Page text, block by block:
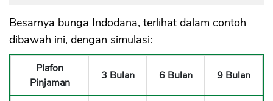
Besarnya bunga Indodana, terlihat dalam contoh
dibawah ini, dengan simulasi:
Plafon
Pinjaman
3 Bulan 6 Bulan 9 Bulan